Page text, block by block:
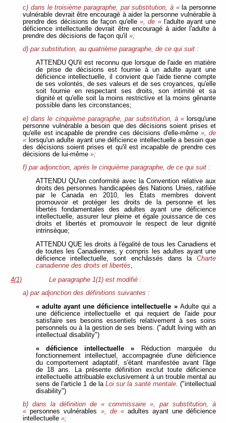
c) dans le troisième paragraphe, par substitution, à « la personne
vulnérable devrait être encouragé à aider la personne vulnérable à
prendre des décisions de façon qu'elle», de «l'adulte ayant une
déficience intellectuelle devrait être encouragé à aider l'adulte à
prendre des décisions de façon qu'il»;
d) par substitution, au quatrième paragraphe, de ce qui suit :
ATTENDU QU'il est reconnu que lorsque de l'aide en matière
de prise de décisions est fournie à un adulte ayant une
déficience intellectuelle, il convient que l'aide tienne compte
de ses volontés, de ses valeurs et de ses croyances, qu'elle
soit fournie en respectant ses droits, son intimité et sa
dignité et qu'elle soit la moins restrictive et la moins gênante
possible dans les circonstances;
e) dans le cinquième paragraphe, par substitution, à «lorsqu'une
personne vulnérable a besoin que des décisions soient prises et
qu'elle est incapable de prendre ces décisions d'elle-même », de
« lorsqu'un adulte ayant une déficience intellectuelle a besoin que
des décisions soient prises et qu'il est incapable de prendre ces
décisions de lui-même»;
f) par adjonction, après le cinquième paragraphe, de ce qui suit :
ATTENDU QU'en conformité avec la Convention relative aux
droits des personnes handicapées des Nations Unies, ratifiée
par le Canada en 2010, les États membres doivent
promouvoir et protéger les droits de la personne et les
libertés fondamentales des adultes ayant une déficience
intellectuelle, assurer leur pleine et égale jouissance de ces
droits et libertés et promouvoir le respect de leur dignité
intrinsèque;
ATTENDU QUE les droits à l'égalité de tous les Canadiens et
de toutes les Canadiennes, y compris les adultes ayant une
déficience intellectuelle, sont enchâssés dans la Charte
canadienne des droits et libertés
4(1)
Le paragraphe 1(1) est modifié :
a) par adjonction des définitions suivantes :
« adulte ayant une déficience intellectuelle »Adulte qui a
une déficience intellectuelle et qui requiert de l'aide pour
satisfaire ses besoins essentiels relativement à ses soins
personnels ou à la gestion de ses biens. ("adult living with an
intellectual disability")
« déficience intellectuelle » Réduction marquée du
fonctionnement intellectuel, accompagnée d'une déficience
du comportement adaptatif, s'étant manifestée avant l'âge
de 18 ans. La présente définition exclut toute déficience
intellectuelle attribuable exclusivement à un trouble mental au
sens de l'article 1 de la Loi sur la santé mentale. ("intellectual
disability")
b) dans la définition de « commissaire », par substitution, à
«personnes vulnérables », de « adultes ayant une déficience
intellectuelle »;